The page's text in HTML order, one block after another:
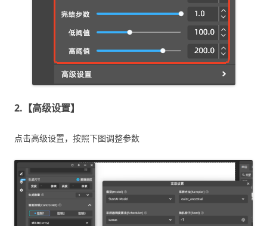
2.【高级设置】
点击高级设置，按照下图调整参数